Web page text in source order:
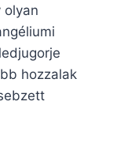
olyan
hozzalak